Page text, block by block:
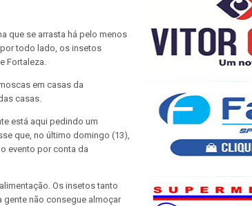
que se arrasta há pelo menos
todo lado, os insetos
Fortaleza.
em casas da
casas.
está aqui pedindo um
que, no último domingo (13),
evento por conta da
Os insetos tanto
gente não consegue almoçar